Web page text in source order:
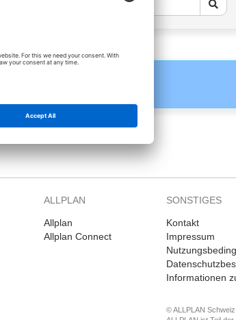
ALLPLAN
Allplan
Allplan Connect
SONSTIGES
Kontakt
Impressum
Informationen
© ALLPLAN Schweiz